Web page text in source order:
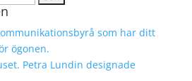
som har ditt
ögonen.
Petra Lundin designade